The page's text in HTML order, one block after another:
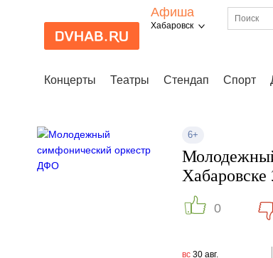
Афиша
Хабаровск
Концерты Театры Стендап Спорт
6+
Хабаровске
0
вс 30 авг.